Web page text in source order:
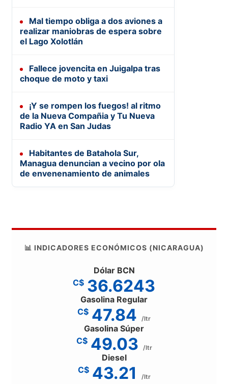
Mal tiempo obliga a dos aviones a
realizar maniobras de espera sobre
el Lago Xolotlán
Fallece jovencita en Juigalpa tras
choque de moto y taxi
¡Y se rompen los fuegos! al ritmo
de la Nueva Compañia y Tu Nueva
Radio YA en San Judas
Habitantes de Batahola Sur,
Managua denuncian a vecino por ola
de envenenamiento de animales
📊 INDICADORES ECONÓMICOS (NICARAGUA)
Dólar BCN
C$ 36.6243
Gasolina Regular
C$ 47.84 /ltr
Gasolina Súper
C$ 49.03 /ltr
Diesel
C$ 43.21 /ltr